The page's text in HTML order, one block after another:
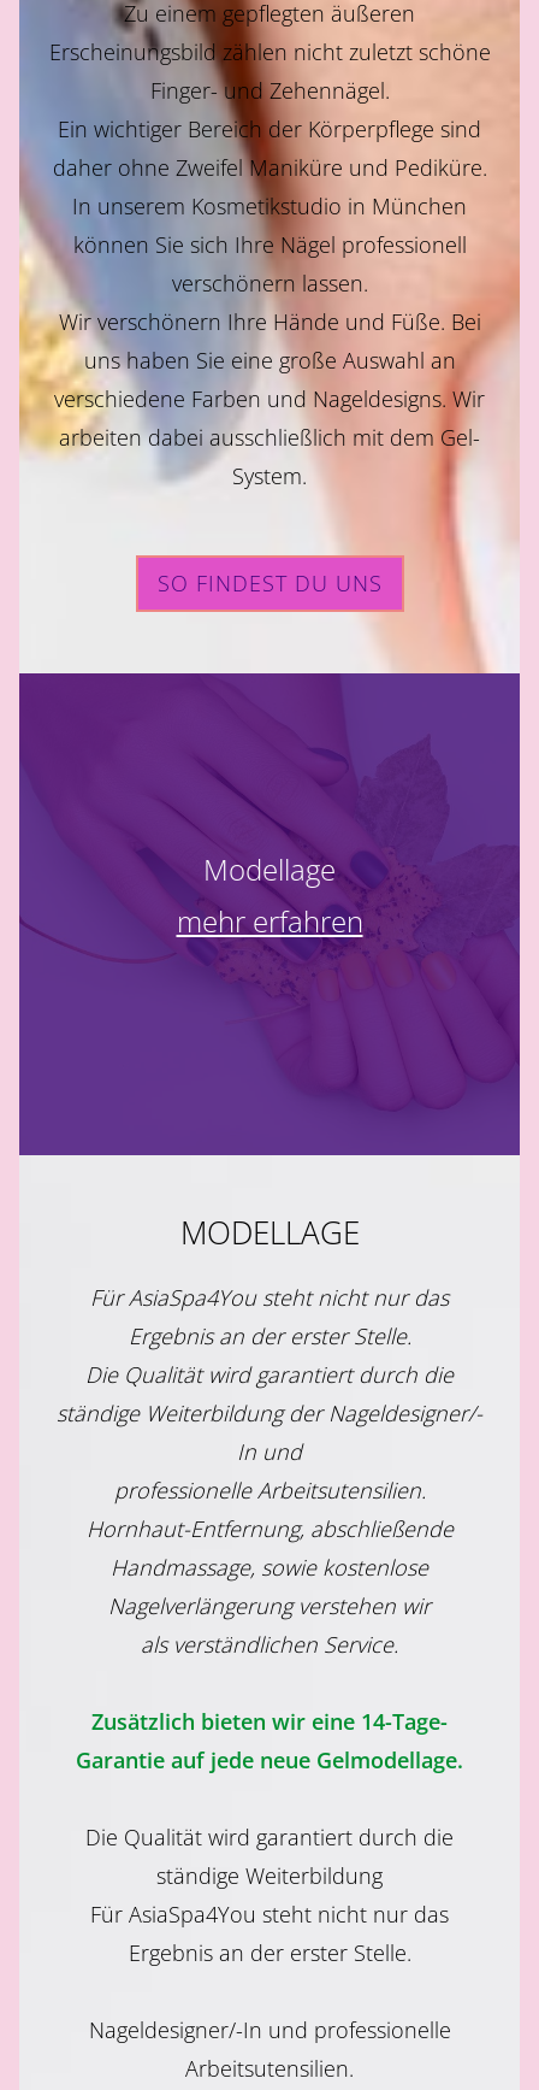
ÜBER UNS
KOSMETIK
NAGELSTUDIO
MASSAGESTUDIO
SHOP
SCHULUNG
KONTAKT
Zu einem gepflegten äußeren
Erscheinungsbild zählen nicht zuletzt schöne
Finger- und Zehennägel.
Ein wichtiger Bereich der Körperpflege sind
daher ohne Zweifel Maniküre und Pediküre.
In unserem Kosmetikstudio in München
können Sie sich Ihre Nägel professionell
verschönern lassen.
Wir verschönern Ihre Hände und Füße. Bei
uns haben Sie eine große Auswahl an
verschiedene Farben und Nageldesigns. Wir
arbeiten dabei ausschließlich mit dem Gel-
System.
SO FINDEST DU UNS
Modellage
mehr erfahren
MODELLAGE
Für AsiaSpa4You steht nicht nur das
Ergebnis an der erster Stelle.
Die Qualität wird garantiert durch die
ständige Weiterbildung der Nageldesigner/-
In und
professionelle Arbeitsutensilien.
Hornhaut-Entfernung, abschließende
Handmassage, sowie kostenlose
Nagelverlängerung verstehen wir
als verständlichen Service.
Zusätzlich bieten wir eine 14-Tage-
Garantie auf jede neue Gelmodellage.
Die Qualität wird garantiert durch die
ständige Weiterbildung
Für AsiaSpa4You steht nicht nur das
Ergebnis an der erster Stelle.
Nageldesigner/-In und professionelle
Arbeitsutensilien.